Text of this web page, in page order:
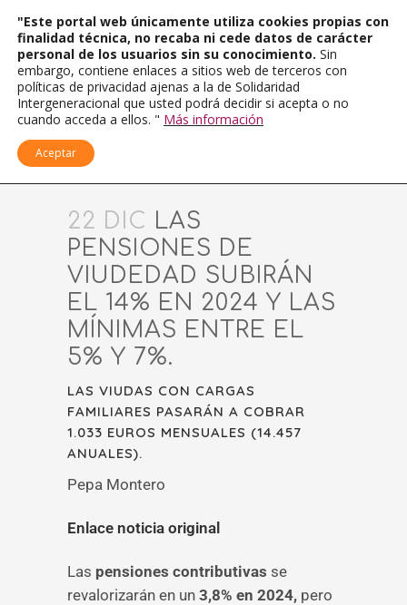
22 DIC LAS
PENSIONES DE
VIUDEDAD SUBIRÁN
EL 14% EN 2024 Y LAS
MÍNIMAS ENTRE EL
5% Y 7%.
LAS VIUDAS CON CARGAS
FAMILIARES PASARÁN A COBRAR
1.033 EUROS MENSUALES (14.457
ANUALES).
Pepa Montero
Enlace noticia original
Las pensiones contributivas se
revalorizarán en un 3,8% en 2024, pero
"Este portal web únicamente utiliza cookies propias con
finalidad técnica, no recaba ni cede datos de carácter
personal de los usuarios sin su conocimiento. Sin
embargo, contiene enlaces a sitios web de terceros con
políticas de privacidad ajenas a la de Solidaridad
Intergeneracional que usted podrá decidir si acepta o no
cuando acceda a ellos. " Más información
Aceptar